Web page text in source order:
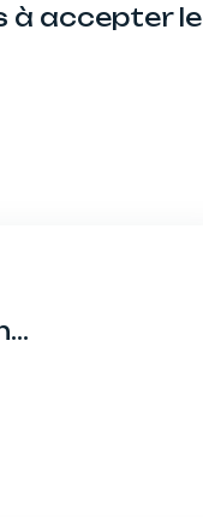
à accepter le